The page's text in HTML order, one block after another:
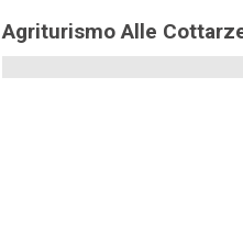
Agriturismo Alle